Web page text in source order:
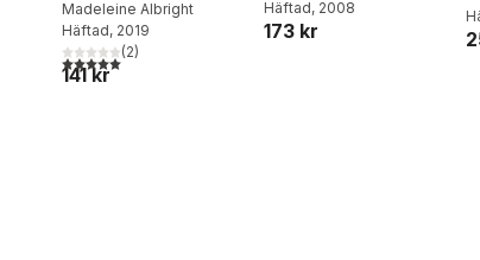
Madeleine Albright
Häftad, 2019
5,0utav 5 stjärnor. Totalt antal röster:
(2)
141 kr
Häftad, 2008
173 kr